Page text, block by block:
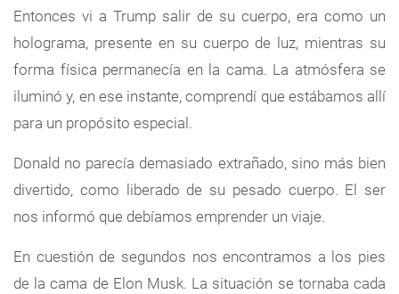
Entonces vi a Trump salir de su cuerpo, era como un
holograma, presente en su cuerpo de luz, mientras su
forma física permanecía en la cama. La atmósfera se
iluminó y, en ese instante, comprendí que estábamos allí
para un propósito especial.
Donald no parecía demasiado extrañado, sino más bien
divertido, como liberado de su pesado cuerpo. El ser
nos informó que debíamos emprender un viaje.
En cuestión de segundos nos encontramos a los pies
de la cama de Elon Musk. La situación se tornaba cada